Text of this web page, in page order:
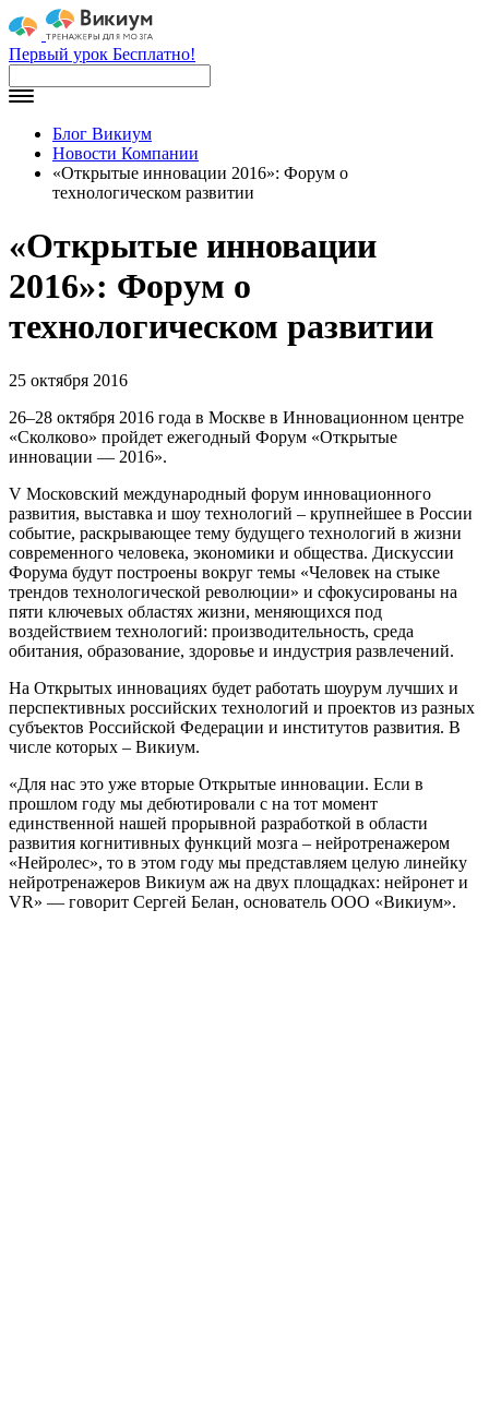
Первый урок Бесплатно!
Блог Викиум
Новости Компании
«Открытые инновации 2016»: Форум о
технологическом развитии
«Открытые инновации
2016»: Форум о
технологическом развитии
25 октября 2016
26­­­­­­­­­­­–28 октября 2016 года в Москве в Инновационном центре
«Сколково» пройдет ежегодный Форум «Открытые
инновации — 2016».
V Московский международный форум инновационного
развития, выставка и шоу технологий – крупнейшее в России
событие, раскрывающее тему будущего технологий в жизни
современного человека, экономики и общества. Дискуссии
Форума будут построены вокруг темы «Человек на стыке
трендов технологической революции» и сфокусированы на
пяти ключевых областях жизни, меняющихся под
воздействием технологий: производительность, среда
обитания, образование, здоровье и индустрия развлечений.
На Открытых инновациях будет работать шоурум лучших и
перспективных российских технологий и проектов из разных
субъектов Российской Федерации и институтов развития. В
числе которых – Викиум.
«Для нас это уже вторые Открытые инновации. Если в
прошлом году мы дебютировали с на тот момент
единственной нашей прорывной разработкой в области
развития когнитивных функций мозга – нейротренажером
«Нейролес», то в этом году мы представляем целую линейку
нейротренажеров Викиум аж на двух площадках: нейронет и
VR» — говорит Сергей Белан, основатель ООО «Викиум».